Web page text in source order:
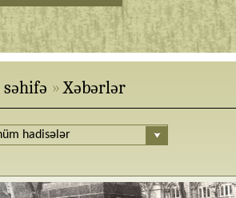
səhifə Xəbərlər